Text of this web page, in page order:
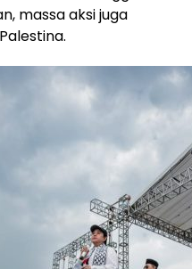
massa aksi juga